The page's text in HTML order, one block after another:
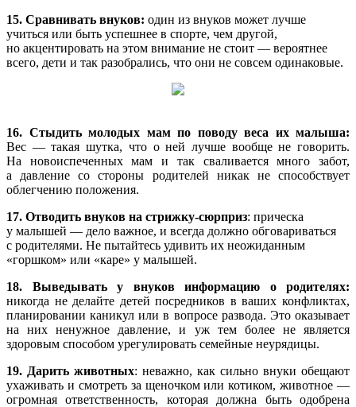
15. Сравнивать внуков: один из внуков может лучше
учиться или быть успешнее в спорте, чем другой,
но акцентировать на этом внимание не стоит — вероятнее
всего, дети и так разобрались, что они не совсем одинаковые.
16. Стыдить молодых мам по поводу веса их малыша:
Вес — такая шутка, что о ней лучше вообще не говорить.
На новоиспеченных мам и так сваливается много забот,
а давление со стороны родителей никак не способствует
облегчению положения.
17. Отводить внуков на стрижку-сюрприз: прическа
у малышей — дело важное, и всегда должно обговариваться
с родителями. Не пытайтесь удивить их неожиданным
«горшком» или «каре» у малышей.
18. Выведывать у внуков информацию о родителях:
никогда не делайте детей посредников в ваших конфликтах,
планировании каникул или в вопросе развода. Это оказывает
на них ненужное давление, и уж тем более не является
здоровым способом урегулировать семейные неурядицы.
19. Дарить животных: неважно, как сильно внуки обещают
ухаживать и смотреть за щеночком или котиком, животное —
огромная ответственность, которая должна быть одобрена